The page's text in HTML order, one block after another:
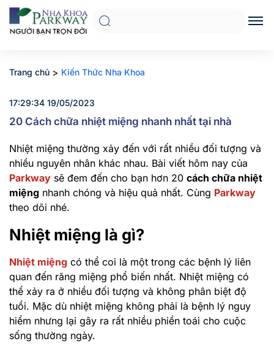
Trang chủ > Kiến Thức Nha Khoa
17:29:34 19/05/2023
20 Cách chữa nhiệt miệng nhanh nhất tại nhà
Nhiệt miệng thường xảy đến với rất nhiều đối tượng và
nhiều nguyên nhân khác nhau. Bài viết hôm nay của
Parkway sẽ đem đến cho bạn hơn 20 cách chữa nhiệt
miệng nhanh chóng và hiệu quả nhất. Cùng Parkway
theo dõi nhé.
Nhiệt miệng là gì?
Nhiệt miệng có thể coi là một trong các bệnh lý liên
quan đến răng miệng phổ biến nhất. Nhiệt miệng có
thể xảy ra ở nhiều đối tượng và không phân biệt độ
tuổi. Mặc dù nhiệt miệng không phải là bệnh lý nguy
hiểm nhưng lại gây ra rất nhiều phiền toái cho cuộc
sống thường ngày.